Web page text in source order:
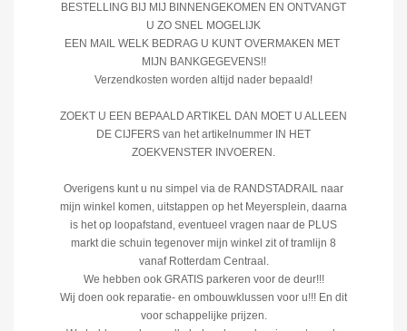
BESTELLING BIJ MIJ BINNENGEKOMEN EN ONTVANGT
U ZO SNEL MOGELIJK
EEN MAIL WELK BEDRAG U KUNT OVERMAKEN MET
MIJN BANKGEGEVENS!!
Verzendkosten worden altijd nader bepaald!
ZOEKT U EEN BEPAALD ARTIKEL DAN MOET U ALLEEN
DE CIJFERS van het artikelnummer IN HET
ZOEKVENSTER INVOEREN.
Overigens kunt u nu simpel via de RANDSTADRAIL naar
mijn winkel komen, uitstappen op het Meyersplein, daarna
is het op loopafstand, eventueel vragen naar de PLUS
markt die schuin tegenover mijn winkel zit of tramlijn 8
vanaf Rotterdam Centraal.
We hebben ook GRATIS parkeren voor de deur!!!
Wij doen ook reparatie- en ombouwklussen voor u!!! En dit
voor schappelijke prijzen.